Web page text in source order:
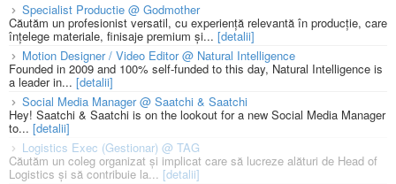
Specialist Productie @ Godmother
Căutăm un profesionist versatil, cu experiență relevantă în producție, care
înțelege materiale, finisaje premium și... [detalii]
Motion Designer / Video Editor @ Natural Intelligence
Founded in 2009 and 100% self-funded to this day, Natural Intelligence is
a leader in... [detalii]
Social Media Manager @ Saatchi & Saatchi
Hey! Saatchi & Saatchi is on the lookout for a new Social Media Manager
to... [detalii]
Logistics Exec (Gestionar) @ TAG
Căutăm un coleg organizat și implicat care să lucreze alături de Head of
Logistics și să contribuie la... [detalii]